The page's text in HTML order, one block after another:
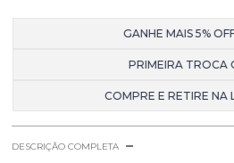
GANHE MAIS 5%
PRIMEIRA TROCA
COMPRE E RETIRE NA
DESCRIÇÃO COMPLETA